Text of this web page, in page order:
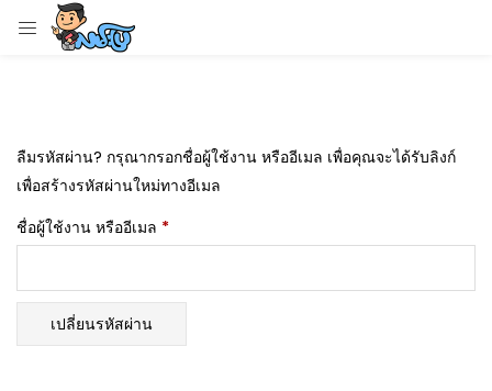
ลืมรหัสผ่าน? กรุณากรอกชื่อผู้ใช้งาน หรืออีเมล เพื่อคุณจะได้รับลิงก์
เพื่อสร้างรหัสผ่านใหม่ทางอีเมล
ชื่อผู้ใช้งาน หรืออีเมล *
เปลี่ยนรหัสผ่าน